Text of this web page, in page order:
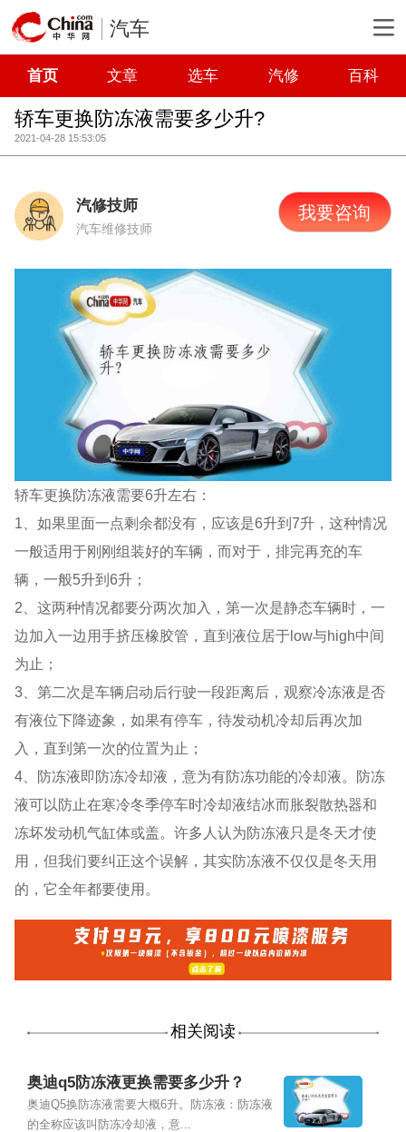
汽车
首页 文章 选车 汽修 百科
轿车更换防冻液需要多少升?
2021-04-28 15:53:05
汽修技师
汽车维修技师
我要咨询
轿车更换防冻液需要6升左右：
1、如果里面一点剩余都没有，应该是6升到7升，这种情况
一般适用于刚刚组装好的车辆，而对于，排完再充的车
辆，一般5升到6升；
2、这两种情况都要分两次加入，第一次是静态车辆时，一
边加入一边用手挤压橡胶管，直到液位居于low与high中间
为止；
3、第二次是车辆启动后行驶一段距离后，观察冷冻液是否
有液位下降迹象，如果有停车，待发动机冷却后再次加
入，直到第一次的位置为止；
4、防冻液即防冻冷却液，意为有防冻功能的冷却液。防冻
液可以防止在寒冷冬季停车时冷却液结冰而胀裂散热器和
冻坏发动机气缸体或盖。许多人认为防冻液只是冬天才使
用，但我们要纠正这个误解，其实防冻液不仅仅是冬天用
的，它全年都要使用。
相关阅读
奥迪q5防冻液更换需要多少升？
奥迪Q5换防冻液需要大概6升。防冻液：防冻液
的全称应该叫防冻冷却液，意...